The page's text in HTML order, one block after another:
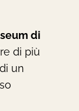
di
di più
un